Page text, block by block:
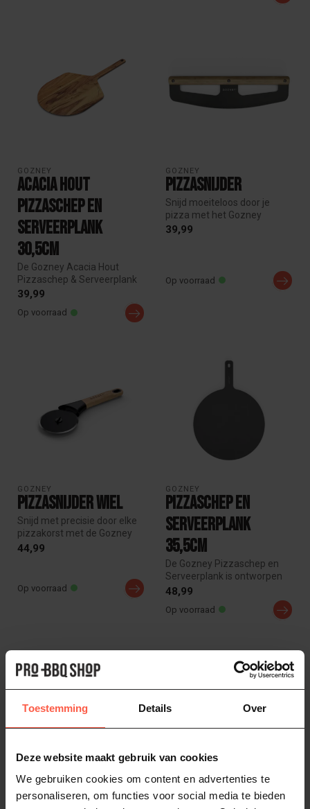
Toestemming Details Over
Deze website maakt gebruik van cookies
We gebruiken cookies om content en advertenties te
personaliseren, om functies voor social media te bieden
GOZNEY
Acacia Hout
Pizzaschep en
serveerplank
30,5cm
De Gozney Acacia Hout
Pizzaschep & Serveerplank
is de ideale keuze voor
39,99
Op voorraad
GOZNEY
Pizzasnijder
Snijd moeiteloos door je
pizza met het Gozney
Pizzasnijder. Voorzien van
39,99
Op voorraad
GOZNEY
Pizzasnijder wiel
Snijd met precisie door elke
pizzakorst met de Gozney
Pizzasnijder Wiel. Voorzie...
44,99
Op voorraad
GOZNEY
Pizzaschep en
serveerplank
35,5cm
De Gozney Pizzaschep en
Serveerplank is ontworpen
voor het veilig en serveren
48,99
Op voorraad
GOZNEY
Arc Lite Acacia Hout